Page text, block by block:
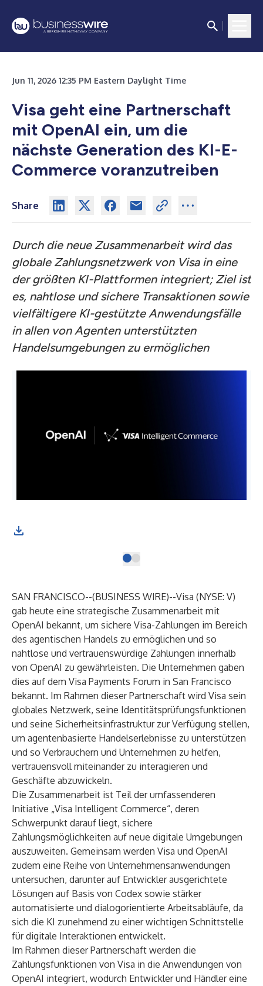
Jun 11, 2026 12:35 PM Eastern Daylight Time
Visa geht eine Partnerschaft
mit OpenAI ein, um die
nächste Generation des KI-E-
Commerce voranzutreiben
Share
Durch die neue Zusammenarbeit wird das
globale Zahlungsnetzwerk von Visa in eine
der größten KI-Plattformen integriert; Ziel ist
es, nahtlose und sichere Transaktionen sowie
vielfältigere KI-gestützte Anwendungsfälle
in allen von Agenten unterstützten
Handelsumgebungen zu ermöglichen
SAN FRANCISCO--(BUSINESS WIRE)--Visa (NYSE: V)
gab heute eine strategische Zusammenarbeit mit
OpenAI bekannt, um sichere Visa-Zahlungen im Bereich
des agentischen Handels zu ermöglichen und so
nahtlose und vertrauenswürdige Zahlungen innerhalb
von OpenAI zu gewährleisten. Die Unternehmen gaben
dies auf dem Visa Payments Forum in San Francisco
bekannt. Im Rahmen dieser Partnerschaft wird Visa sein
globales Netzwerk, seine Identitätsprüfungsfunktionen
und seine Sicherheitsinfrastruktur zur Verfügung stellen,
um agentenbasierte Handelserlebnisse zu unterstützen
und so Verbrauchern und Unternehmen zu helfen,
vertrauensvoll miteinander zu interagieren und
Geschäfte abzuwickeln.
Die Zusammenarbeit ist Teil der umfassenderen
Initiative „Visa Intelligent Commerce“, deren
Schwerpunkt darauf liegt, sichere
Zahlungsmöglichkeiten auf neue digitale Umgebungen
auszuweiten. Gemeinsam werden Visa und OpenAI
zudem eine Reihe von Unternehmensanwendungen
untersuchen, darunter auf Entwickler ausgerichtete
Lösungen auf Basis von Codex sowie stärker
automatisierte und dialogorientierte Arbeitsabläufe, da
sich die KI zunehmend zu einer wichtigen Schnittstelle
für digitale Interaktionen entwickelt.
Im Rahmen dieser Partnerschaft werden die
Zahlungsfunktionen von Visa in die Anwendungen von
OpenAI integriert, wodurch Entwickler und Händler eine